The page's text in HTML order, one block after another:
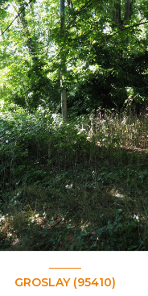
GROSLAY (95410)